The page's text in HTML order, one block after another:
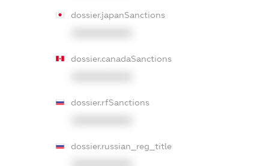
dossier.japanSanctions
dossier.canadaSanctions
dossier.rfSanctions
dossier.russian_reg_title